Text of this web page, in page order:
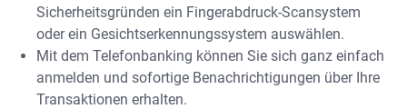
Sicherheitsgründen ein Fingerabdruck-Scansystem
oder ein Gesichtserkennungssystem auswählen.
Mit dem Telefonbanking können Sie sich ganz einfach
anmelden und sofortige Benachrichtigungen über Ihre
Transaktionen erhalten.